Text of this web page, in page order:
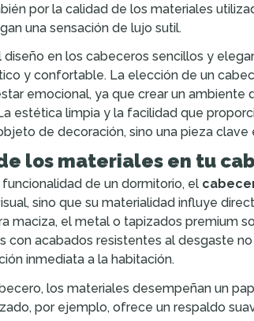
por la calidad de los materiales
una sensación de lujo sutil.
diseño en los cabeceros sencillos y
y confortable. La elección de un
emocional, ya que crear un
estética limpia y la facilidad que
de decoración, sino una pieza
los materiales en tu
de un dormitorio, el
sino que su materialidad influye
maciza, el metal o tapizados premium
con acabados resistentes al desgaste
inmediata a la habitación.
los materiales desempeñan un
por ejemplo, ofrece un respaldo